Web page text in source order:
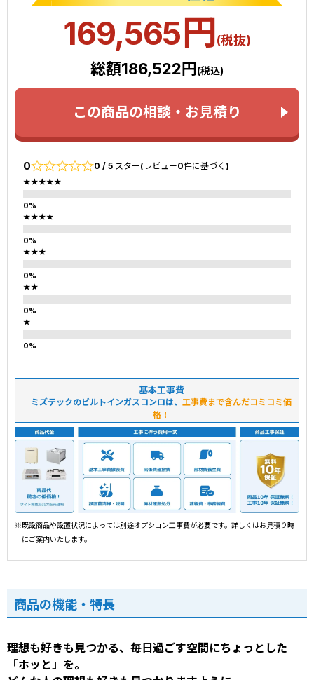
169,565円(税抜)
総額186,522円(税込)
この商品の相談・お見積り
0 0 / 5 スター(レビュー0件に基づく)
★★★★★
★★★★
★★★
★★
★
基本工事費
ミズテックのビルトインガスコンロは、 工事費まで含んだコミコミ価
格！
※既設商品や設置状況によっては別途オプション工事費が必要です。詳しくはお見積り時
にご案内いたします。
商品の機能・特長
理想も好きも見つかる、毎日過ごす空間にちょっとした
「ホッと」を。